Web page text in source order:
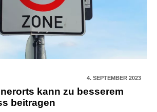
4. SEPTEMBER 2023
kann zu besserem
beitragen